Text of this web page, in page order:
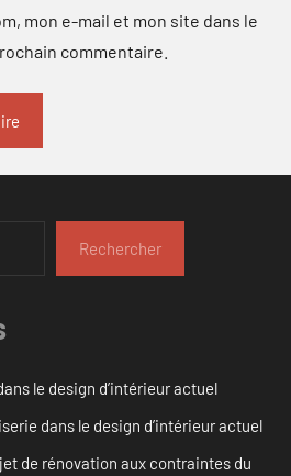
mon e-mail et mon site dans le
commentaire.
Rechercher
le design d’intérieur actuel
dans le design d’intérieur actuel
de rénovation aux contraintes du